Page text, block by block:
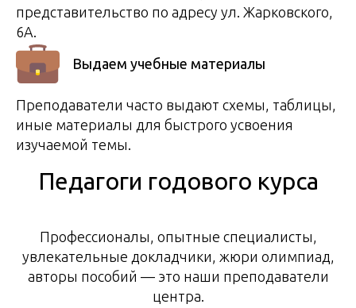
представительство по адресу ул. Жарковского,
6А.
Выдаем учебные материалы
Преподаватели часто выдают схемы, таблицы,
иные материалы для быстрого усвоения
изучаемой темы.
Педагоги годового курса
Профессионалы, опытные специалисты,
увлекательные докладчики, жюри олимпиад,
авторы пособий — это наши преподаватели
центра.